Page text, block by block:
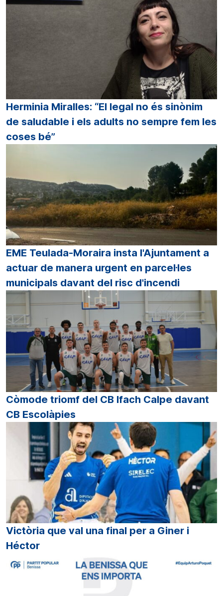
Herminia Miralles: “El legal no és sinònim
de saludable i els adults no sempre fem les
coses bé”
EME Teulada-Moraira insta l'Ajuntament a
actuar de manera urgent en parcel·les
municipals davant del risc d'incendi
Còmode triomf del CB Ifach Calpe davant
CB Escolàpies
Victòria que val una final per a Giner i
Héctor